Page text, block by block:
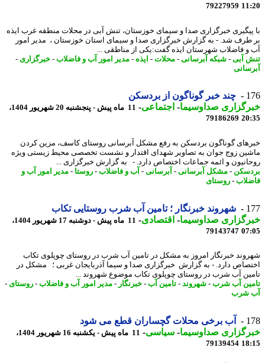
79227959
خبرگزاری صدا و سیمای خوزستان، تنش آبی در محلات منطقه غرب ایذه
شد. - به گزارش خبرگزاری صدا و سیمای استان خوزستان ، مدیر امور
فاضلاب شهرستان ایذه گفت:یکی از مناطقی ...
آبی- شبکه آبرسانی-محلات-ایذه -مدیر امور آب و فاضلاب-خبرگزاری
چند خبر گوناگون از بردسکن
صداوسیما-اجتماعی-
11 ماه پیش - پنجشنبه 20 شهریور 1404،
79186269
گوناگون بردسکن به رفع مشکل آبرسانی روستای کاسف، مزین کردن
زوج جوان به تصاویر شهدای اقتدار و نشست تخصصی محیط زیستی ویژه
و ائمه جماعات اختصاص دارد. - به گزارش خبرگزاری ...
-مشکل آبرسانی-آبرسانی-آب و فاضلاب-روستا-مدیر امور آب و
-روستای
شهروند خبرنگار ؛ تامین آب شرب روستایی تکاب
صداوسیما-اقتصادی-
11 ماه پیش - دوشنبه 17 شهریور 1404،
79143747
خبرنگار امروز به مشکل در تامین آب شرب در روستای چوپلوی تکاب
دارد. - به گزارش خبرگزاری صدا و سیما آذربایجان غربی ؛ مشکل در
آب شرب در روستای چوپلوی تکاب موضوع شهروند ...
آب شرب- شهروند-تامین آب- خبرنگار -مدیر امور آب و فاضلاب-روستای-
شرب
آب برخی محلات گچساران قطع می شود
صداوسیما-سیاسی-
11 ماه پیش - یکشنبه 16 شهریور 1404،
79139454